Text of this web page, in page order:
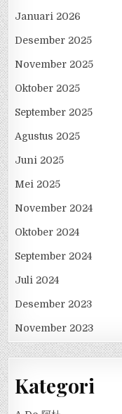
Januari 2026
Desember 2025
November 2025
Oktober 2025
September 2025
Agustus 2025
Juni 2025
Mei 2025
November 2024
Oktober 2024
September 2024
Juli 2024
Desember 2023
November 2023
Kategori